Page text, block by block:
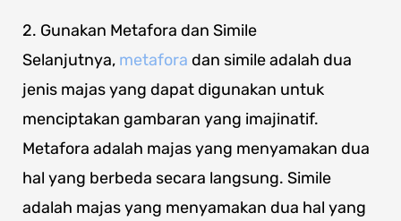
2. Gunakan Metafora dan Simile
Selanjutnya, metafora dan simile adalah dua
jenis majas yang dapat digunakan untuk
menciptakan gambaran yang imajinatif.
Metafora adalah majas yang menyamakan dua
hal yang berbeda secara langsung. Simile
adalah majas yang menyamakan dua hal yang